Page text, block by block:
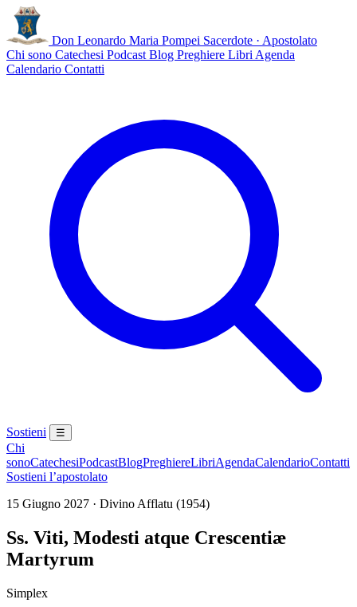
Don Leonardo Maria Pompei Sacerdote · Apostolato
Chi sono Catechesi Podcast Blog Preghiere Libri Agenda
Calendario Contatti
Sostieni ☰
Chi
sonoCatechesiPodcastBlogPreghiereLibriAgendaCalendarioContatti
Sostieni l’apostolato
15 Giugno 2027 · Divino Afflatu (1954)
Ss. Viti, Modesti atque Crescentiæ
Martyrum
Simplex